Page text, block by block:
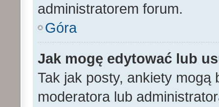
administratorem forum.
Góra
Jak mogę edytować lub
Tak jak posty, ankiety
moderatora lub